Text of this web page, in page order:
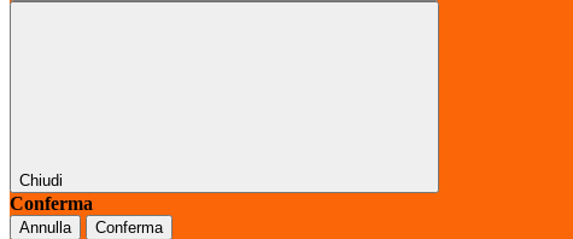
Chiudi
Conferma
Annulla Conferma